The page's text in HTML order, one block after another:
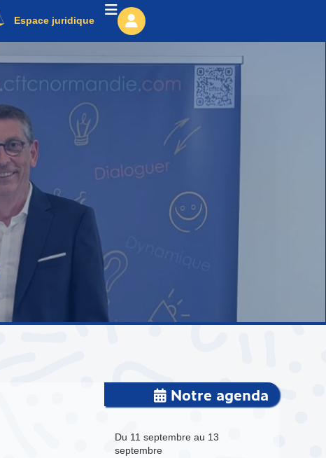
Espace juridique
Notre agenda
Du 11 septembre au 13
septembre